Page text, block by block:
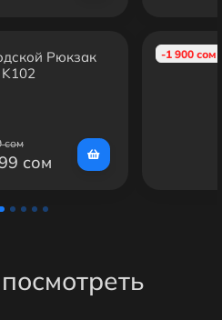
Рюкзак
сом
сом
-1 900 сом